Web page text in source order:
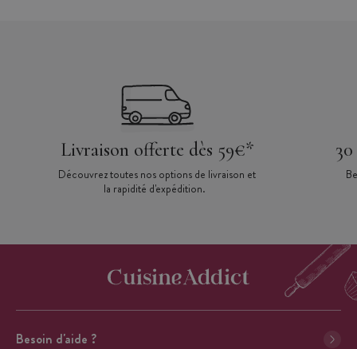
Livraison offerte dès 59€*
Découvrez toutes nos options de livraison et
la rapidité d'expédition.
Besoin d'aide ?